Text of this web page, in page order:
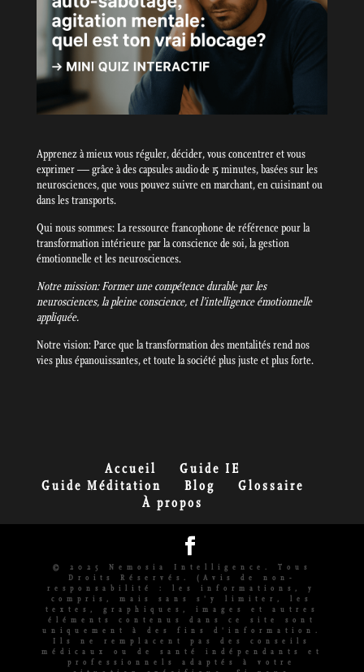
Apprenez à mieux vous réguler, décider, vous concentrer et vous
exprimer — grâce à des capsules audio de 15 minutes, basées sur les
neurosciences, que vous pouvez suivre en marchant, en cuisinant ou
dans les transports.
Qui nous sommes: La ressource francophone de référence pour la
transformation intérieure par la conscience de soi, la gestion
émotionnelle et les neurosciences.
Notre mission: Former une compétence durable par les
neurosciences, la pleine conscience, et l’intelligence émotionnelle
appliquée.
Notre vision: Parce que la transformation des mentalités rend nos
vies plus épanouissantes, et toute la société plus juste et plus forte.
Accueil
Guide IE
Guide Méditation
Blog
Glossaire
À propos
© 2025 Nemosia Intelligence. Tous
Droits Réservés. (Avis de non-
responsabilité : les informations, y
compris, mais sans s'y limiter, les
textes, graphiques, images et autres
éléments contenus dans ce site sont
uniquement à des fins d'information.
Ils ne remplacent pas des conseils
médicaux ou de santé indépendants et
professionnels adaptés à votre